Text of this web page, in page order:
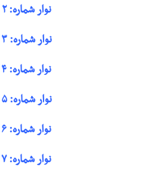
نوار شماره: ۲
نوار شماره: ۳
نوار شماره: ۴
نوار شماره: ۵
نوار شماره: ۶
نوار شماره: ۷